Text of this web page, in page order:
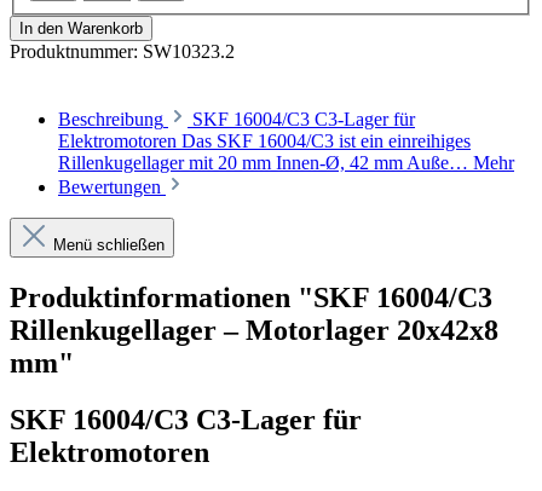
In den Warenkorb
Produktnummer: SW10323.2
Beschreibung
SKF 16004/C3 C3-Lager für
Elektromotoren Das SKF 16004/C3 ist ein einreihiges
Rillenkugellager mit 20 mm Innen-Ø, 42 mm Auße… Mehr
Bewertungen
Menü schließen
Produktinformationen "SKF 16004/C3
Rillenkugellager – Motorlager 20x42x8
mm"
SKF 16004/C3 C3-Lager für
Elektromotoren